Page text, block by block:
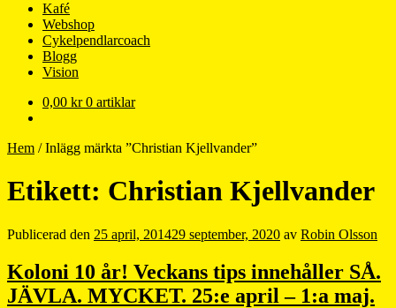
Kafé
Webshop
Cykelpendlarcoach
Blogg
Vision
0,00 kr 0 artiklar
Hem /Inlägg märkta ”Christian Kjellvander”
Etikett: Christian Kjellvander
Publicerad den 25 april, 201429 september, 2020 av Robin Olsson
Koloni 10 år! Veckans tips innehåller SÅ.
JÄVLA. MYCKET. 25:e april – 1:a maj.